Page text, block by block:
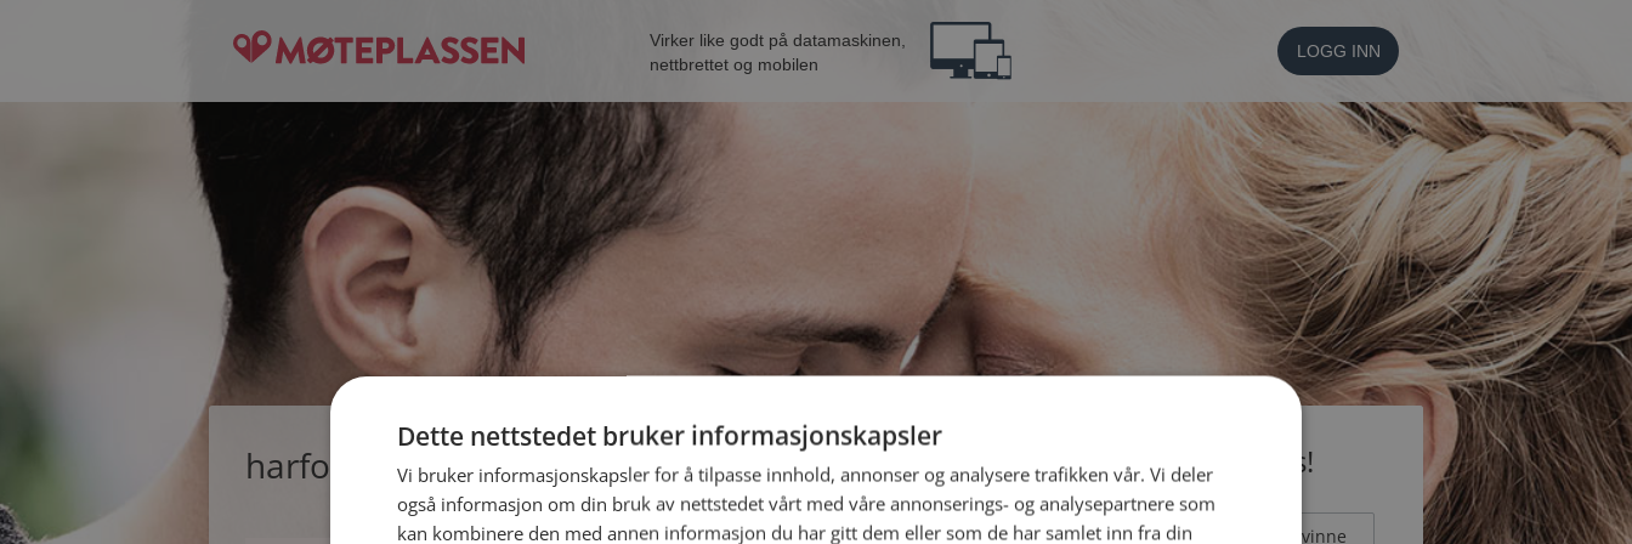
Virker like godt på datamaskinen,
nettbrettet og mobilen
LOGG INN
harformye, single mann fra Namsos Bli medlem gratis!
Jeg er en: Mann Kvinne
Dette nettstedet bruker informasjonskapsler
Vi bruker informasjonskapsler for å tilpasse innhold, annonser og analysere trafikken vår. Vi deler
også informasjon om din bruk av nettstedet vårt med våre annonserings- og analysepartnere som
kan kombinere den med annen informasjon du har gitt dem eller som de har samlet inn fra din